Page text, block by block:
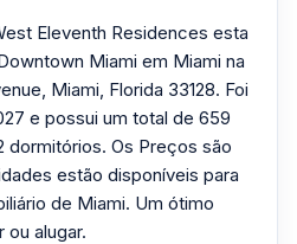
Eleventh Residences esta
Miami em Miami na
Miami, Florida 33128. Foi
e possui um total de 659
dormitórios. Os Preços são
estão disponíveis para
de Miami. Um ótimo
ou alugar.